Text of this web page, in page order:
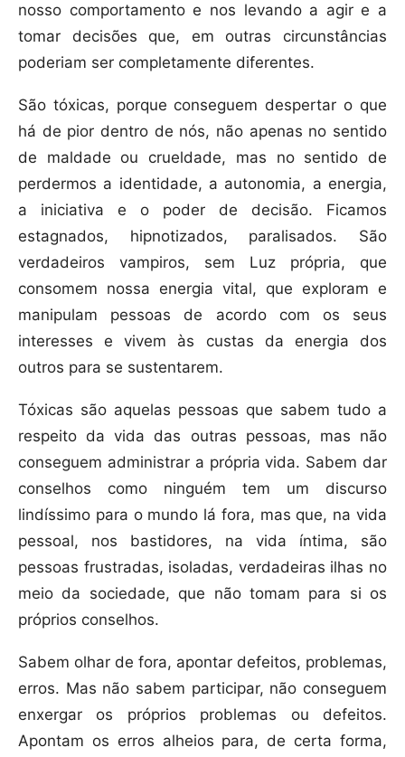
nosso comportamento e nos levando a agir e a
tomar decisões que, em outras circunstâncias
poderiam ser completamente diferentes.
São tóxicas, porque conseguem despertar o que
há de pior dentro de nós, não apenas no sentido
de maldade ou crueldade, mas no sentido de
perdermos a identidade, a autonomia, a energia,
a iniciativa e o poder de decisão. Ficamos
estagnados, hipnotizados, paralisados. São
verdadeiros vampiros, sem Luz própria, que
consomem nossa energia vital, que exploram e
manipulam pessoas de acordo com os seus
interesses e vivem às custas da energia dos
outros para se sustentarem.
Tóxicas são aquelas pessoas que sabem tudo a
respeito da vida das outras pessoas, mas não
conseguem administrar a própria vida. Sabem dar
conselhos como ninguém tem um discurso
lindíssimo para o mundo lá fora, mas que, na vida
pessoal, nos bastidores, na vida íntima, são
pessoas frustradas, isoladas, verdadeiras ilhas no
meio da sociedade, que não tomam para si os
próprios conselhos.
Sabem olhar de fora, apontar defeitos, problemas,
erros. Mas não sabem participar, não conseguem
enxergar os próprios problemas ou defeitos.
Apontam os erros alheios para, de certa forma,